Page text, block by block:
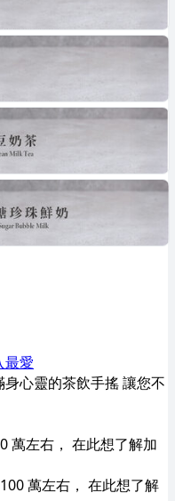
最愛
心靈的茶飲手搖 讓您不
萬左右， 在此想了解加
萬左右， 在此想了解